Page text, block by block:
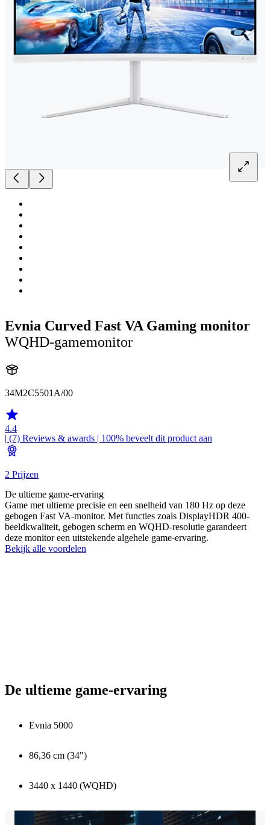
Evnia Curved Fast VA Gaming monitor
WQHD-gamemonitor
34M2C5501A/00
4.4
| (7) Reviews & awards | 100% beveelt dit product aan
2 Prijzen
De ultieme game-ervaring
Game met ultieme precisie en een snelheid van 180 Hz op deze
gebogen Fast VA-monitor. Met functies zoals DisplayHDR 400-
beeldkwaliteit, gebogen scherm en WQHD-resolutie garandeert
deze monitor een uitstekende algehele game-ervaring.
Bekijk alle voordelen
De ultieme game-ervaring
Evnia 5000
86,36 cm (34")
3440 x 1440 (WQHD)